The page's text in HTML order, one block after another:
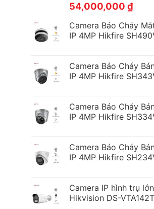
54,000,000 ₫
Camera Báo Cháy
IP 4MP Hikfire
Camera Báo Cháy
IP 4MP Hikfire
Camera Báo Cháy
IP 4MP Hikfire
Camera Báo Cháy
IP 4MP Hikfire
Camera IP hình trụ
Hikvision DS-